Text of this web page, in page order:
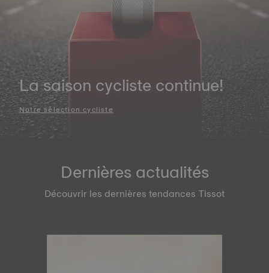
La saison cycliste continue!
Notre sélection cycliste
Dernières actualités
Découvrir les dernières tendances Tissot